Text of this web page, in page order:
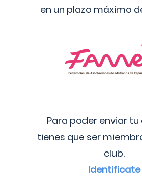
en un plazo máximo
Para poder enviar
tienes que ser miembro
club.
Identificate